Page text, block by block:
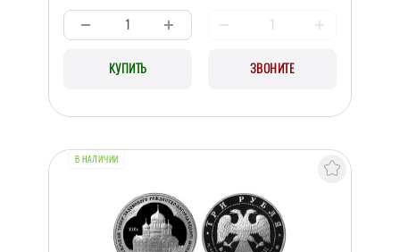
КУПИТЬ ЗВОНИТЕ
В НАЛИЧИИ